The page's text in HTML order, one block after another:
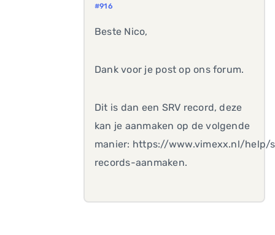
#916
Beste Nico,
Dank voor je post op ons forum.
Dit is dan een SRV record, deze
kan je aanmaken op de volgende
manier: https://www.vimexx.nl/help/
records-aanmaken.